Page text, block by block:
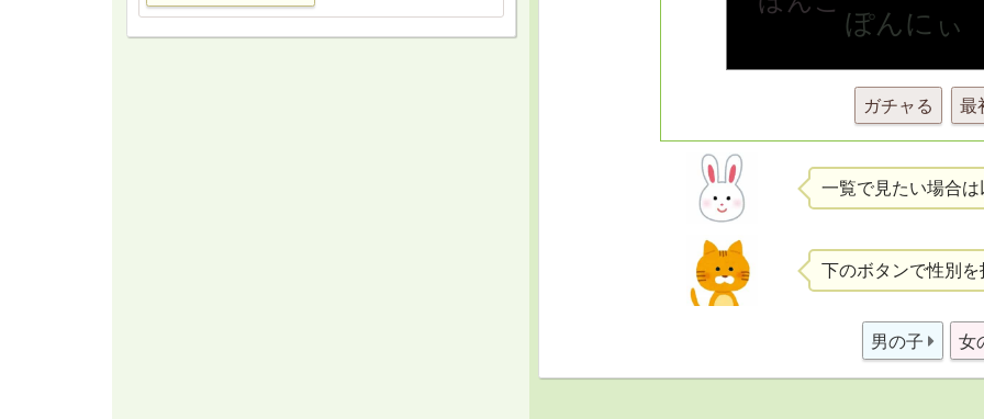
ガチャる 最
一覧で見たい場合
下のボタンで性別
男の子 女